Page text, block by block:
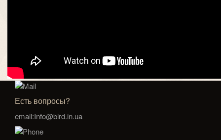
Есть вопросы?
email:Info@bird.in.ua